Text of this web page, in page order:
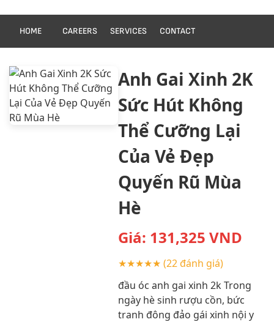
HOME CAREERS SERVICES CONTACT
Anh Gai Xinh 2K
Sức Hút Không
Thể Cưỡng Lại
Của Vẻ Đẹp
Quyến Rũ Mùa
Hè
Giá: 131,325 VND
★★★★★ (22 đánh giá)
đầu óc anh gai xinh 2k Trong
ngày hè sinh rượu cồn, bức
tranh đông đảo gái xinh nội y